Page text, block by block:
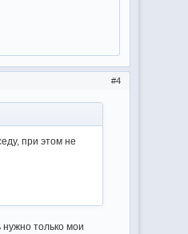
4
при этом не
только мои